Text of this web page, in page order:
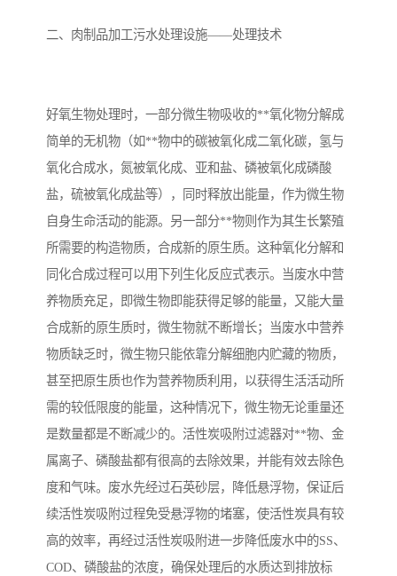
二、肉制品加工污水处理设施——处理技术
好氧生物处理时，一部分微生物吸收的**氧化物分解成
简单的无机物（如**物中的碳被氧化成二氧化碳，氢与
氧化合成水，氮被氧化成、亚和盐、磷被氧化成磷酸
盐，硫被氧化成盐等），同时释放出能量，作为微生物
自身生命活动的能源。另一部分**物则作为其生长繁殖
所需要的构造物质，合成新的原生质。这种氧化分解和
同化合成过程可以用下列生化反应式表示。当废水中营
养物质充足，即微生物即能获得足够的能量，又能大量
合成新的原生质时，微生物就不断增长；当废水中营养
物质缺乏时，微生物只能依靠分解细胞内贮藏的物质，
甚至把原生质也作为营养物质利用，以获得生活活动所
需的较低限度的能量，这种情况下，微生物无论重量还
是数量都是不断减少的。活性炭吸附过滤器对**物、金
属离子、磷酸盐都有很高的去除效果，并能有效去除色
度和气味。废水先经过石英砂层，降低悬浮物，保证后
续活性炭吸附过程免受悬浮物的堵塞，使活性炭具有较
高的效率，再经过活性炭吸附进一步降低废水中的SS、
COD、磷酸盐的浓度，确保处理后的水质达到排放标
微动力污水处理设备 集中式生活污水处理设备
淀粉污水处理设备 塑料污水处理设备
净水设备反渗透 奶制品加工污水处理设备
喷漆污水处理设备 污水处理设备设备生产厂
家
屠宰场一体化污水处设备
生产厂家
餐厨垃圾污水处理设备
洗车污水处理设备 变电站污水处理设备
熟食厂污水处理设备 美容院一体化污水处理设
备
汽车污水处理设备 你猜生活污水处理设备
农村生活污水处理设备 玻璃钢污水处理设备
疗养院污水处理设备 屠宰场污水处理
生活污水处理设备 医疗污水处理设备